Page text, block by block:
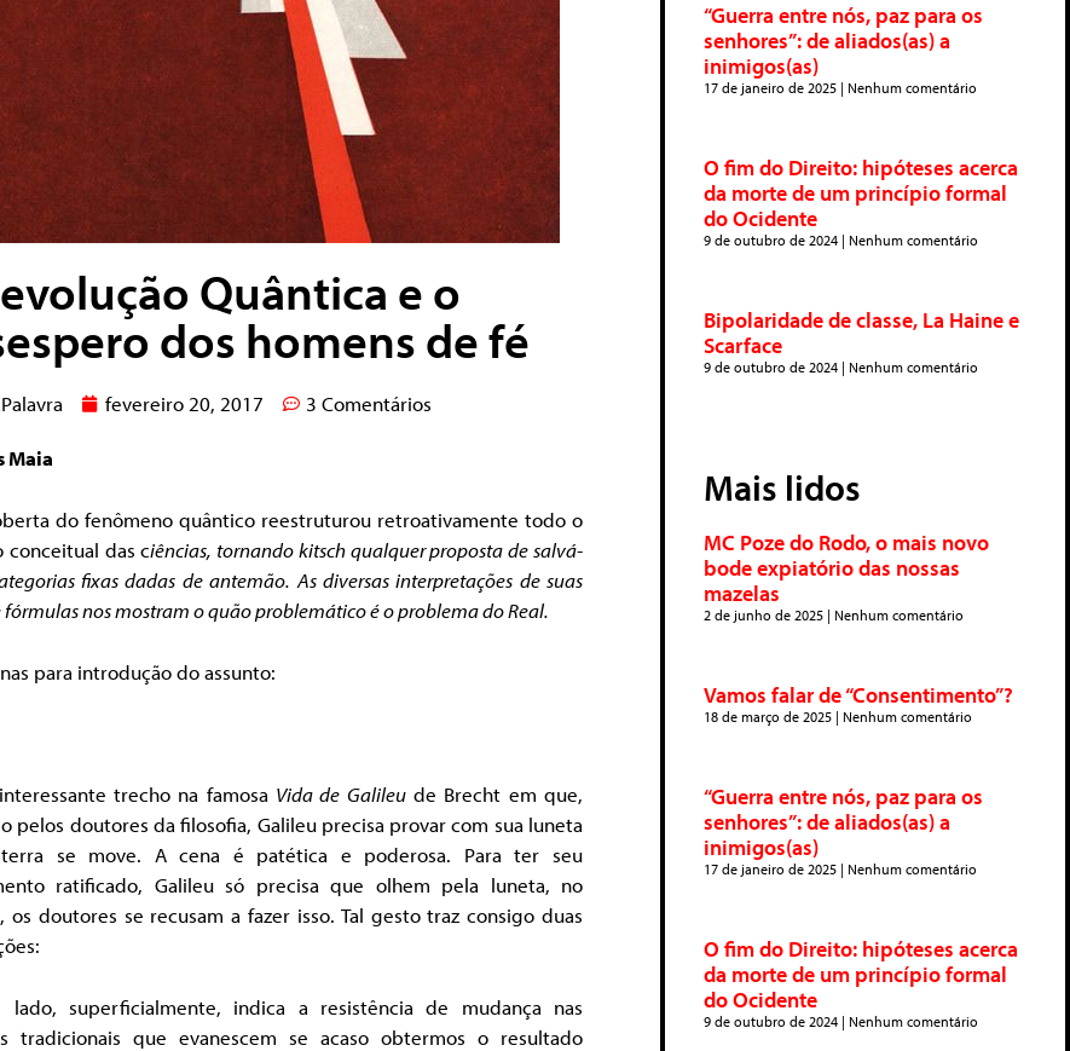
Quântica e o
dos homens de fé
fevereiro 20, 2017 3 Comentários
Maia
do fenômeno quântico reestruturou retroativamente todo o
conceitual das ciências, tornando kitsch qualquer proposta de salvá-
fixas dadas de antemão. As diversas interpretações de suas
fórmulas nos mostram o quão problemático é o problema do Real.
para introdução do assunto:
trecho na famosa Vida de Galileude Brecht em que,
pelos doutores da filosofia, Galileu precisa provar com sua luneta
se move. A cena é patética e poderosa. Para ter seu
ratificado, Galileu só precisa que olhem pela luneta, no
os doutores se recusam a fazer isso. Tal gesto traz consigo duas
lado, superficialmente, indica a resistência de mudança nas
tradicionais que evanescem se acaso obtermos o resultado
“Guerra entre nós, paz para os
senhores”: de aliados(as) a
inimigos(as)
17 de janeiro de 2025 Nenhum comentário
O fim do Direito: hipóteses acerca
da morte de um princípio formal
do Ocidente
9 de outubro de 2024 Nenhum comentário
Bipolaridade de classe, La Haine e
Scarface
9 de outubro de 2024 Nenhum comentário
Mais lidos
MC Poze do Rodo, o mais novo
bode expiatório das nossas
mazelas
2 de junho de 2025 Nenhum comentário
Vamos falar de “Consentimento”?
18 de março de 2025 Nenhum comentário
“Guerra entre nós, paz para os
senhores”: de aliados(as) a
inimigos(as)
17 de janeiro de 2025 Nenhum comentário
O fim do Direito: hipóteses acerca
da morte de um princípio formal
do Ocidente
9 de outubro de 2024 Nenhum comentário